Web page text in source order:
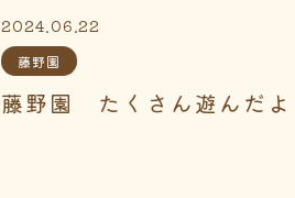
2024.06.22
藤野園
藤野園 たくさん遊んだ